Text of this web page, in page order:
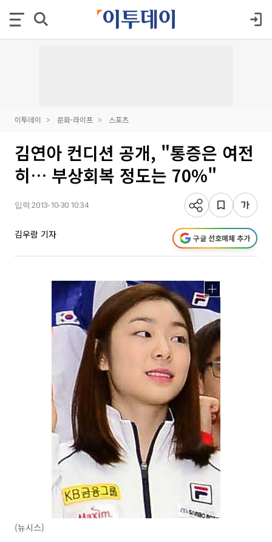
이투데이 문화·라이프 스포츠
김연아 컨디션 공개, "통증은 여전
히… 부상회복 정도는 70%"
입력 2013-10-30 10:34
김우람 기자 구글 선호매체 추가
(뉴시스)